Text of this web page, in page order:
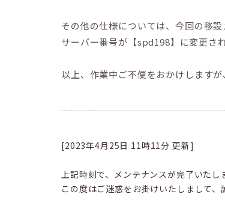
その他の仕様については、今回の移
サーバー番号が【spd198】に変更さ
以上、作業中ご不便をおかけします
[2023年4月25日 11時11分 更新]
上記時刻で、メンテナンスが完了いたし
この度はご迷惑をお掛けいたしまして、